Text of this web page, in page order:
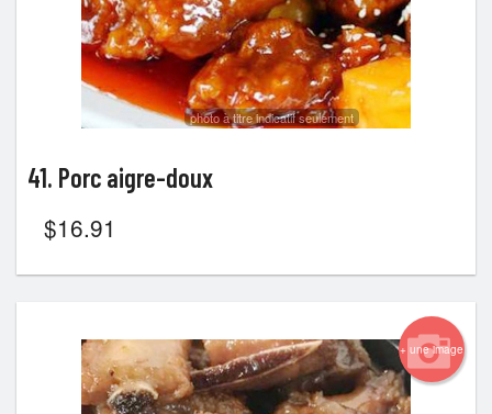
photo à titre indicatif seulement
41. Porc aigre-doux
$16.91
+ une image